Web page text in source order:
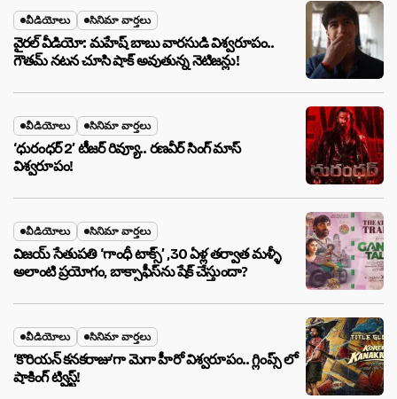
వీడియోలు సినిమా వార్తలు
వైరల్ వీడియో: మహేష్ బాబు వారసుడి విశ్వరూపం..
గౌతమ్ నటన చూసి షాక్ అవుతున్న నెటిజన్లు!
వీడియోలు సినిమా వార్తలు
‘ధురంధర్ 2’ టీజర్ రివ్యూ.. రణవీర్ సింగ్ మాస్
విశ్వరూపం!
వీడియోలు సినిమా వార్తలు
విజయ్ సేతుపతి ‘గాంధీ టాక్స్’ ,30 ఏళ్ల తర్వాత మళ్ళీ
అలాంటి ప్రయోగం, బాక్సాఫీస్‌ను షేక్ చేస్తుందా?
వీడియోలు సినిమా వార్తలు
‘కొరియన్ కనకరాజు’గా మెగా హీరో విశ్వరూపం.. గ్లింప్స్ లో
షాకింగ్ ట్విస్ట్!